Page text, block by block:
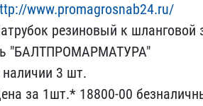
w​ww.promagrosnab24.ru/
резиновый к
"БАЛТП​РОМАРМАТУРА"
наличии 3​ шт.
за 1шт.* 18800​-00